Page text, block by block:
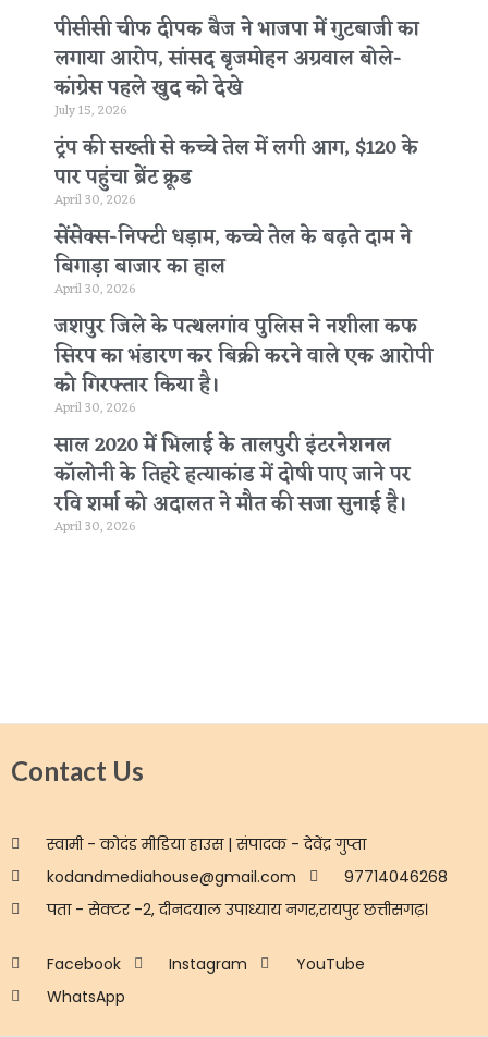
पीसीसी चीफ दीपक बैज ने भाजपा में गुटबाजी का
लगाया आरोप, सांसद बृजमोहन अग्रवाल बोले-
कांग्रेस पहले खुद को देखे
July 15, 2026
ट्रंप की सख्ती से कच्चे तेल में लगी आग, $120 के
पार पहुंचा ब्रेंट क्रूड
April 30, 2026
सेंसेक्स-निफ्टी धड़ाम, कच्चे तेल के बढ़ते दाम ने
बिगाड़ा बाजार का हाल
April 30, 2026
जशपुर जिले के पत्थलगांव पुलिस ने नशीला कफ
सिरप का भंडारण कर बिक्री करने वाले एक आरोपी
को गिरफ्तार किया है।
April 30, 2026
साल 2020 में भिलाई के तालपुरी इंटरनेशनल
कॉलोनी के तिहरे हत्याकांड में दोषी पाए जाने पर
रवि शर्मा को अदालत ने मौत की सजा सुनाई है।
April 30, 2026
Contact Us
स्वामी - कोदंड मीडिया हाउस | संपादक - देवेंद्र गुप्ता
kodandmediahouse@gmail.com
97714046268
पता - सेक्टर -2, दीनदयाल उपाध्याय नगर,रायपुर छत्तीसगढ़।
Facebook Instagram
YouTube
WhatsApp